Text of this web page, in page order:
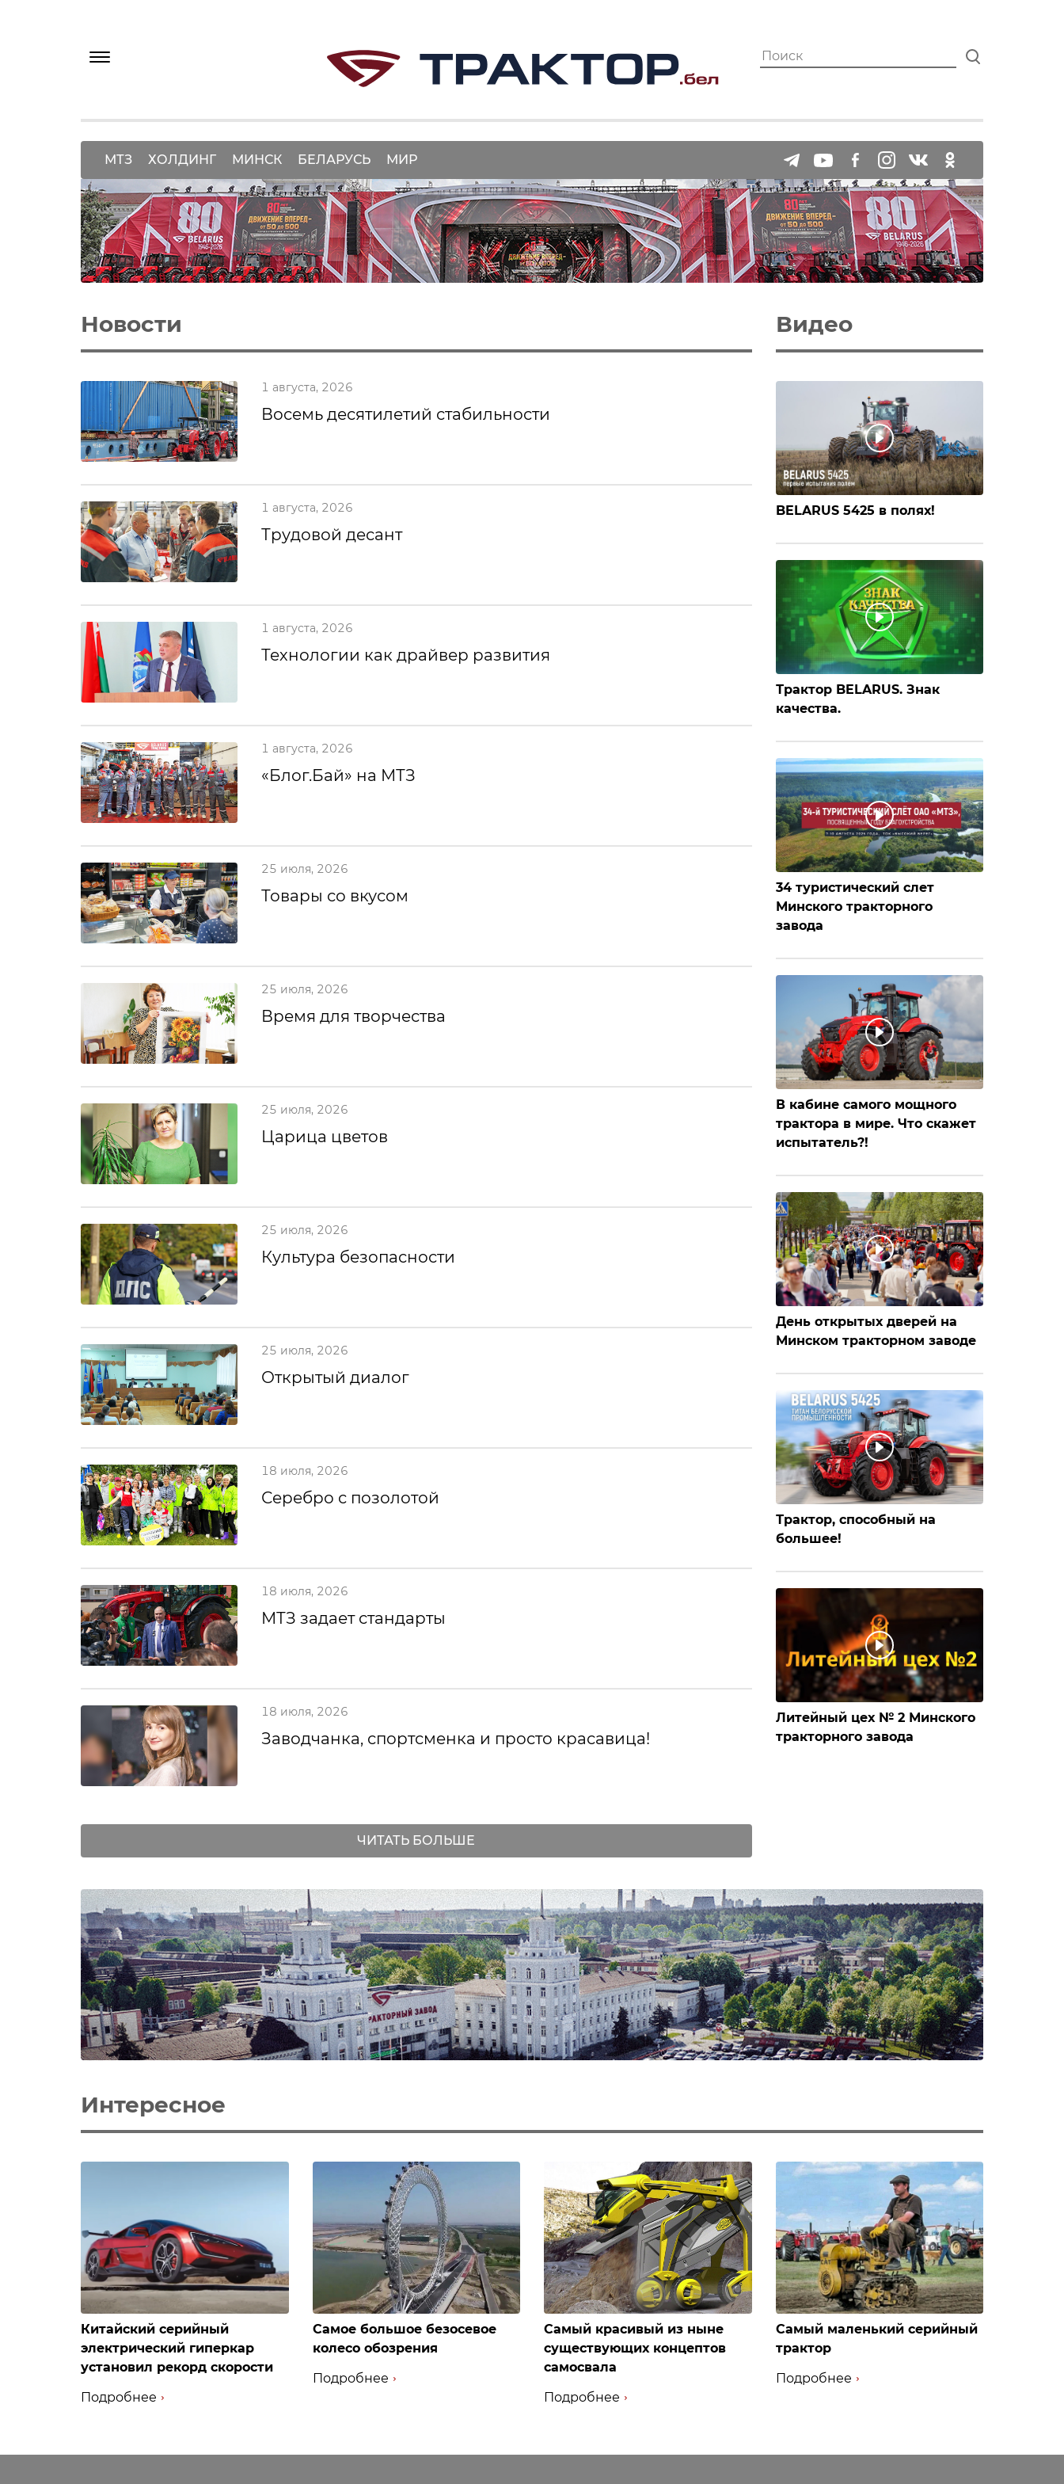
МТЗ ХОЛДИНГ МИНСК БЕЛАРУСЬ МИР
Новости
1 августа, 2026
Восемь десятилетий стабильности
1 августа, 2026
Трудовой десант
1 августа, 2026
Технологии как драйвер развития
1 августа, 2026
«Блог.Бай» на МТЗ
25 июля, 2026
Товары со вкусом
25 июля, 2026
Время для творчества
25 июля, 2026
Царица цветов
25 июля, 2026
Культура безопасности
25 июля, 2026
Открытый диалог
18 июля, 2026
Серебро с позолотой
18 июля, 2026
МТЗ задает стандарты
18 июля, 2026
Заводчанка, спортсменка и просто красавица!
ЧИТАТЬ БОЛЬШЕ
Видео
BELARUS 5425 в полях!
Трактор BELARUS. Знак
качества.
34 туристический слет
Минского тракторного
завода
В кабине самого мощного
трактора в мире. Что скажет
испытатель?!
День открытых дверей на
Минском тракторном заводе
Трактор, способный на
большее!
Литейный цех № 2 Минского
тракторного завода
Интересное
Китайский серийный
электрический гиперкар
установил рекорд скорости
Подробнее
Самое большое безосевое
колесо обозрения
Подробнее
Самый красивый из ныне
существующих концептов
самосвала
Подробнее
Самый маленький серийный
трактор
Подробнее